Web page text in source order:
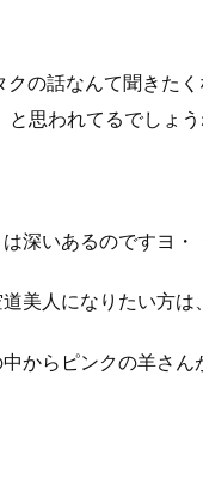
の話なんて聞きた
思われてるでしょう
深いあるのですヨ・
美人になりたい方は
からピンクの羊さん